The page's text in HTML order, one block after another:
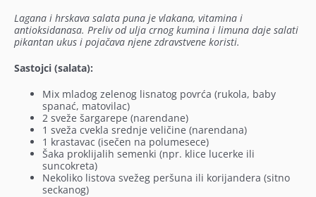
Lagana i hrskava salata puna je vlakana, vitamina i
antioksidanasa. Preliv od ulja crnog kumina i limuna daje salati
pikantan ukus i pojačava njene zdravstvene koristi.
Sastojci (salata):
Mix mladog zelenog lisnatog povrća (rukola, baby
spanać, matovilac)
2 sveže šargarepe (narendane)
1 sveža cvekla srednje veličine (narendana)
1 krastavac (isečen na polumesece)
Šaka proklijalih semenki (npr. klice lucerke ili
suncokreta)
Nekoliko listova svežeg peršuna ili korijandera (sitno
seckanog)